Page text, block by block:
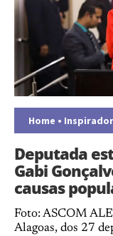
Home •
Deputada
Gabi
causas
Foto: ASCOM
Alagoas, dos 27